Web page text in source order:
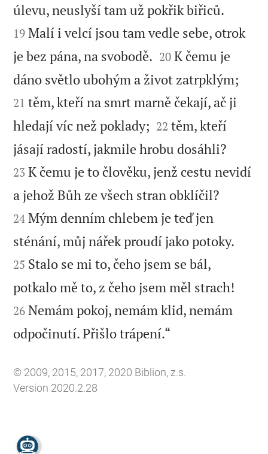
úlevu, neuslyší tam už pokřik biřiců.
19 Malí i velcí jsou tam vedle sebe, otrok
je bez pána, na svobodě. 

20 K čemu je
dáno světlo ubohým a život zatrpklým;
21 těm, kteří na smrt marně čekají, ač ji
hledají víc než poklady; 

22 těm, kteří
jásají radostí, jakmile hrobu dosáhli?
23 K čemu je to člověku, jenž cestu nevidí
a jehož Bůh ze všech stran obklíčil?
24 Mým denním chlebem je teď jen
sténání, můj nářek proudí jako potoky.
25 Stalo se mi to, čeho jsem se bál,
potkalo mě to, z čeho jsem měl strach!
26 Nemám pokoj, nemám klid, nemám
odpočinutí. Přišlo trápení.“
© 2009, 2015, 2017, 2020 Biblion, z.s.
Version 2020.2.28